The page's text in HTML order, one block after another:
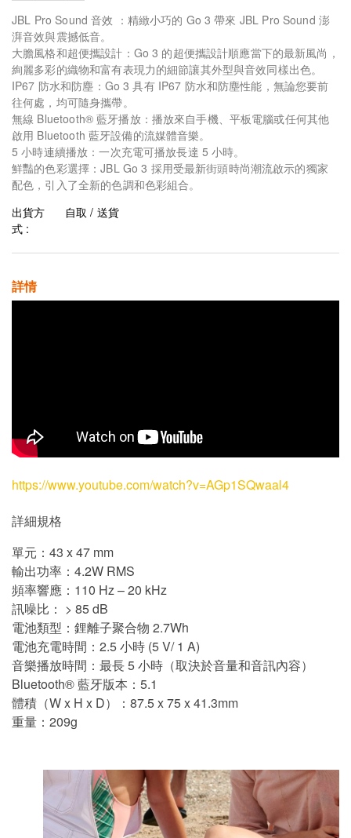
JBL Pro Sound 音效 ：精緻小巧的 Go 3 帶來 JBL Pro Sound 澎
湃音效與震撼低音。
大膽風格和超便攜設計：Go 3 的超便攜設計順應當下的最新風尚，
絢麗多彩的織物和富有表現力的細節讓其外型與音效同樣出色。
IP67 防水和防塵：Go 3 具有 IP67 防水和防塵性能，無論您要前
往何處，均可隨身攜帶。
無線 Bluetooth® 藍牙播放：播放來自手機、平板電腦或任何其他
啟用 Bluetooth 藍牙設備的流媒體音樂。
5 小時連續播放：一次充電可播放長達 5 小時。
鮮豔的色彩選擇：JBL Go 3 採用受最新街頭時尚潮流啟示的獨家
配色，引入了全新的色調和色彩組合。
出貨方
式 :
自取 / 送貨
詳情
https://www.youtube.com/watch?v=AGp1SQwaal4
詳細規格
單元：43 x 47 mm
輸出功率：4.2W RMS
頻率響應：110 Hz – 20 kHz
訊噪比： > 85 dB
電池類型：鋰離子聚合物 2.7Wh
電池充電時間：2.5 小時 (5 V/ 1 A)
音樂播放時間：最長 5 小時（取決於音量和音訊內容）
Bluetooth® 藍牙版本：5.1
體積（W x H x D）：87.5 x 75 x 41.3mm
重量：209g